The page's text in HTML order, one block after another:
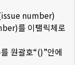
number)
를 이탤릭체로
원괄호“()”안에